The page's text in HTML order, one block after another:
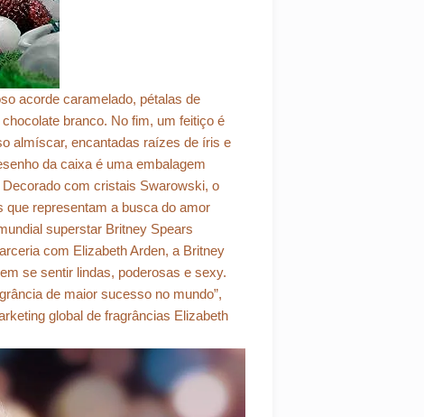
acorde caramelado, pétalas de
branco. No fim, um feitiço é
almíscar, encantadas raízes de íris e
da caixa é uma embalagem
com cristais Swarowski, o
representam a busca do amor
superstar Britney Spears
com Elizabeth Arden, a Britney
se sentir lindas, poderosas e sexy.
de maior sucesso no mundo”,
global de fragrâncias Elizabeth